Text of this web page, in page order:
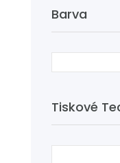
Barva
Tiskové